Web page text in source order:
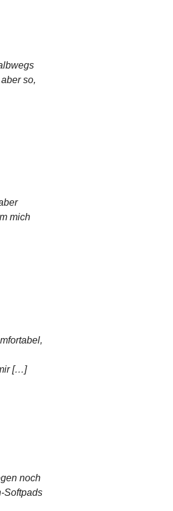
so,
mich
[…]
noch
Softpads